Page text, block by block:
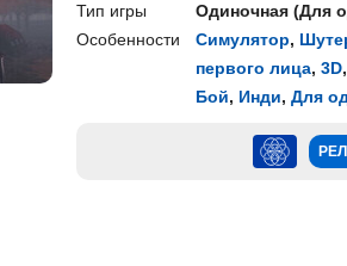
Тип игры
Одиночная (Для
Особенности
Симулятор,
первого лица, 3D,
Бой, Инди, Для